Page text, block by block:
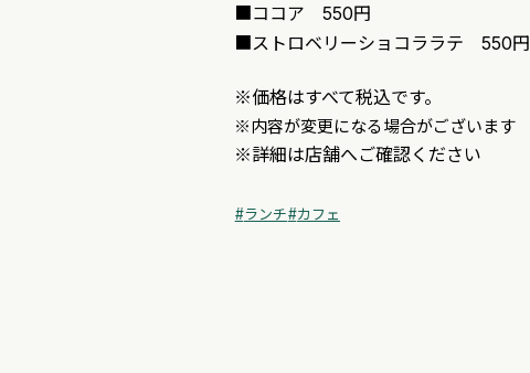
■ココア 550円
■ストロベリーショコララテ 550円
※価格はすべて税込です。
※内容が変更になる場合がございます
※詳細は店舗へご確認ください
ランチ カフェ